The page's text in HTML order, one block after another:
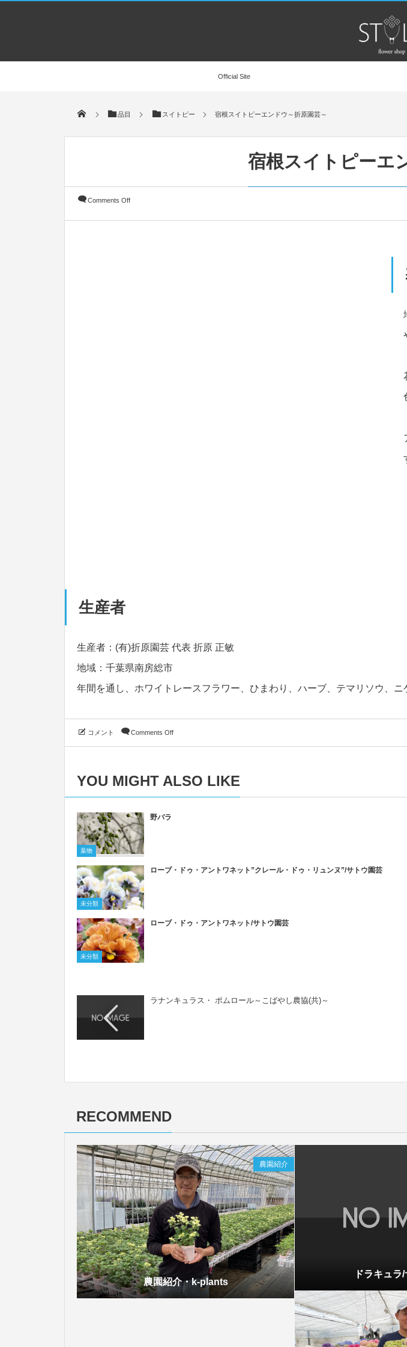
Official Site
品目 スイトピー 宿根スイトピーエンドウ～折原園芸～
宿根スイトピーエ
Comments Off
生産者
生産者：(有)折原園芸 代表 折原 正敏
地域：千葉県南房総市
年間を通し、ホワイトレースフラワー、ひまわり、ハーブ、テマリソウ、ニ
コメント Comments Off
YOU MIGHT ALSO LIKE
葉物
野バラ
未分類
ローブ・ドゥ・アントワネット”クレール・ドゥ・リュンヌ”/サトウ園芸
未分類
ローブ・ドゥ・アントワネット/サトウ園芸
ラナンキュラス・ ポムロール～こばやし農協(共)～
RECOMMEND
農園紹介・k-plants
農園紹介
ドラキュラ